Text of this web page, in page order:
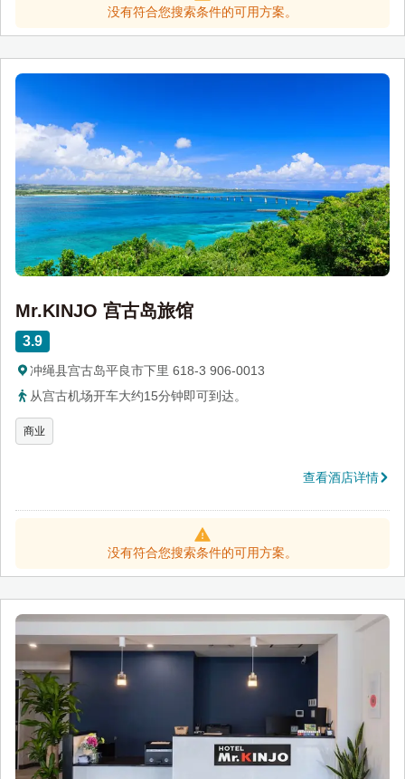
没有符合您搜索条件的可用方案。
Mr.KINJO 宫古岛旅馆
3.9
冲绳县宫古岛平良市下里 618-3 906-0013
从宫古机场开车大约15分钟即可到达。
商业
查看酒店详情
没有符合您搜索条件的可用方案。